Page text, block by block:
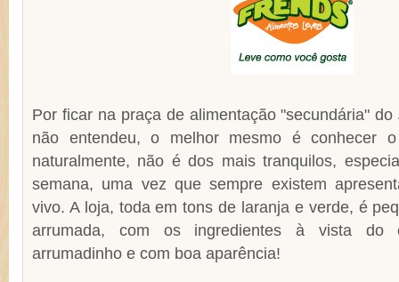
Por ficar na praça de alimentação "secundária" do
não entendeu, o melhor mesmo é conhecer
naturalmente, não é dos mais tranquilos,
semana, uma vez que sempre existem
vivo. A loja, toda em tons de laranja e verde, é
arrumada, com os ingredientes à vista do
arrumadinho e com boa aparência!